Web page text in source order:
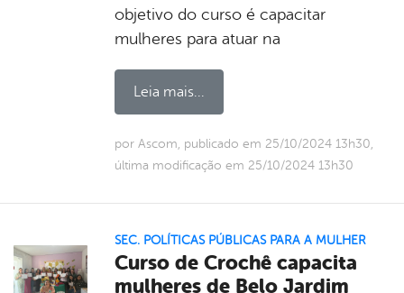
objetivo do curso é capacitar
mulheres para atuar na
Leia mais...
por Ascom, publicado em 25/10/2024 13h30,
última modificação em 25/10/2024 13h30
SEC. POLÍTICAS PÚBLICAS PARA A MULHER
Curso de Crochê capacita
mulheres de Belo Jardim